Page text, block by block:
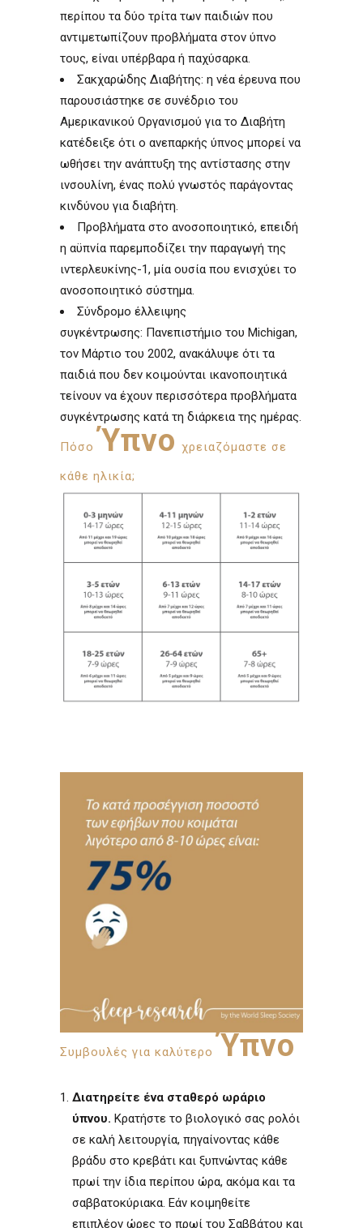
περίπου τα δύο τρίτα των παιδιών που
αντιμετωπίζουν προβλήματα στον ύπνο
τους, είναι υπέρβαρα ή παχύσαρκα.
Σακχαρώδης Διαβήτης: η νέα έρευνα που
παρουσιάστηκε σε συνέδριο του
Αμερικανικού Οργανισμού για το Διαβήτη
κατέδειξε ότι ο ανεπαρκής ύπνος μπορεί να
ωθήσει την ανάπτυξη της αντίστασης στην
ινσουλίνη, ένας πολύ γνωστός παράγοντας
κινδύνου για διαβήτη.
Προβλήματα στο ανοσοποιητικό, επειδή
η αϋπνία παρεμποδίζει την παραγωγή της
ιντερλευκίνης-1, μία ουσία που ενισχύει το
ανοσοποιητικό σύστημα.
Σύνδρομο έλλειψης
συγκέντρωσης: Πανεπιστήμιο του Michigan,
τον Μάρτιο του 2002, ανακάλυψε ότι τα
παιδιά που δεν κοιμούνται ικανοποιητικά
τείνουν να έχουν περισσότερα προβλήματα
συγκέντρωσης κατά τη διάρκεια της ημέρας.
Πόσο Ύπνο χρειαζόμαστε σε
κάθε ηλικία;
Συμβουλές για καλύτερο Ύπνο
Διατηρείτε ένα σταθερό ωράριο
ύπνου. Κρατήστε το βιολογικό σας ρολόι
σε καλή λειτουργία, πηγαίνοντας κάθε
βράδυ στο κρεβάτι και ξυπνώντας κάθε
πρωί την ίδια περίπου ώρα, ακόμα και τα
σαββατοκύριακα. Εάν κοιμηθείτε
επιπλέον ώρες το πρωί του Σαββάτου και